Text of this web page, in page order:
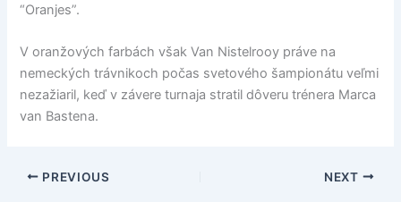
“Oranjes”.
V oranžových farbách však Van Nistelrooy práve na
nemeckých trávnikoch počas svetového šampionátu veľmi
nezažiaril, keď v závere turnaja stratil dôveru trénera Marca
van Bastena.
PREVIOUS NEXT